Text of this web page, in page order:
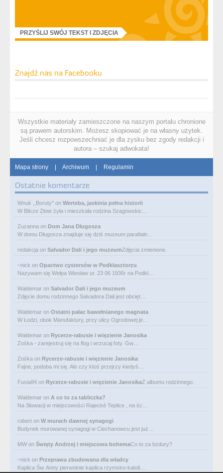
PRZYŚLIJ SWÓJ TEKST I ZDJĘCIA
Znajdź nas na Facebooku
Wszystkie materiały zamieszczone na naszym portalu chronione
są prawem autorskim. Możesz skopiować je na własny użytek.
Jeśli chcesz rozpowszechniać je dla zysku bez zgody redakcji i
autora – szukaj adwokata!
Mapa strony | Archiwum | Regulamin
Ostatnie komentarze
Wnuk ,,Boruty" on Werteba, jaskinia pełna historii
W Bilcze Złote żyła i mieszkała rodzina Szagowskic…
Zuzanna on Dom Jana Długosza
W domu Długosza znajduje się dziś muzeum parafialn…
redakcja on Salvador Dali i jego muzeumZdjęcia zmienione.
~nick on Opactwo cystersów w Podklasztorzu
Nazywam się Wełpa Wiesław ur. 23 06 1936r na Podkl…
Waldemar on Salvador Dali i jego muzeum
Zdjęcie domu rodzinnego Salvadora Dali jest obcięt…
Waldemar on Ostatni pałac bawełnianego magnata
W Łodzi, obok Manufaktury, przy ulicy Ogrodowej je…
Waldemar on Rycerze-rabusie i więzienie Janosika
Zośka - zarejestruj się na flog i wrzucaj foty. Gw…
Zośka on Rycerze-rabusie i więzienie Janosika
Fajne, podoba mi się. Ale czy ktoś przejrzy kiedyś…
Fusia84 on Rycerze-rabusie i więzienie JanosikaZ albumu rodzinnego.
Waldemar on A co to za tabliczka?
Na Słowacji w miejscowości Rajecké Teplice , na śc…
robert on W murach dawnej synagogi
Budynek murowanej synagogi w Ciechanowcu jest już…
MW on Święty Andrzej i miejscowa bohemaCo to za bzdury?
~nick on Przeprawa zbudowana dla władcy
Kaplica Św. Anny pierwotnie kaplica rzymsko-katoli…